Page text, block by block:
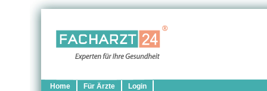
Home Für Ärzte Login